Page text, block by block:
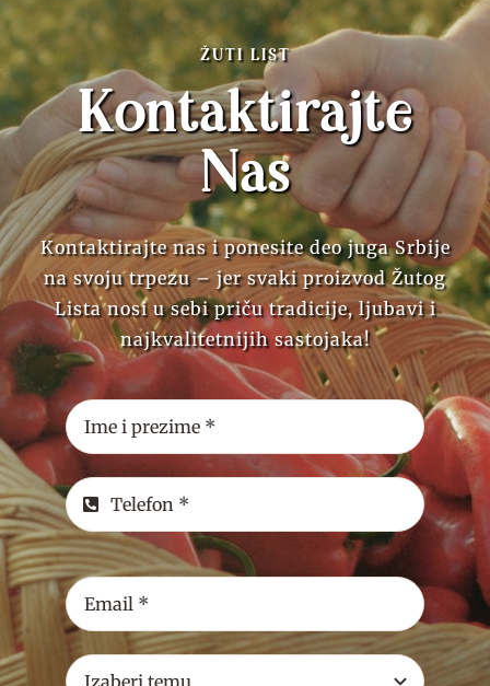
ŽUTI LIST
Kontaktirajte
Nas
Kontaktirajte nas i ponesite deo juga Srbije
na svoju trpezu – jer svaki proizvod Žutog
Lista nosi u sebi priču tradicije, ljubavi i
najkvalitetnijih sastojaka!